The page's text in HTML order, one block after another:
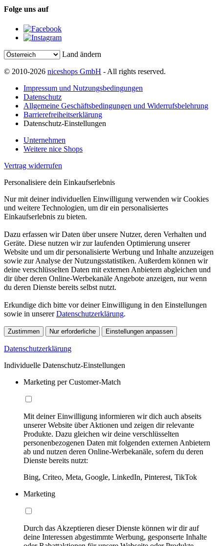
Folge uns auf
Land ändern
© 2010-2026 niceshops GmbH - All rights reserved.
Impressum und Nutzungsbedingungen
Datenschutz
Allgemeine Geschäftsbedingungen und Widerrufsbelehrung
Barrierefreiheitserklärung
Datenschutz-Einstellungen
Unternehmen
Weitere nice Shops
Vertrag widerrufen
Personalisiere dein Einkaufserlebnis
Nur mit deiner individuellen Einwilligung verwenden wir Cookies
und weitere Technologien, um dir ein personalisiertes
Einkaufserlebnis zu bieten.
Dazu erfassen wir Daten über unsere Nutzer, deren Verhalten und
Geräte. Diese nutzen wir zur laufenden Optimierung unserer
Website und um dir personalisierte Werbung und Inhalte anzuzeigen
sowie zur Analyse der Nutzungsstatistiken. Außerdem können wir
deine verschlüsselten Daten mit externen Anbietern abgleichen und
dir über deren Online-Werbekanäle Angebote anzeigen, nur wenn
du deren Dienste bereits selbst nutzt.
Erkundige dich bitte vor deiner Einwilligung in den Einstellungen
sowie in unsererDatenschutzerklärung.
Zustimmen Nur erforderliche Einstellungen anpassen
Datenschutzerklärung
Individuelle Datenschutz-Einstellungen
Marketing per Customer-Match
Mit deiner Einwilligung informieren wir dich auch abseits
unserer Website über Aktionen und zeigen dir relevante
Produkte. Dazu gleichen wir deine verschlüsselten
personenbezogenen Daten mit folgenden externen Anbietern
ab und nutzen deren Online-Werbekanäle, sofern du deren
Dienste bereits nutzt:
Bing, Criteo, Meta, Google, LinkedIn, Pinterest, TikTok
Marketing
Durch das Akzeptieren dieser Dienste können wir dir auf
deine Interessen abgestimmte Werbung, gesponserte Inhalte